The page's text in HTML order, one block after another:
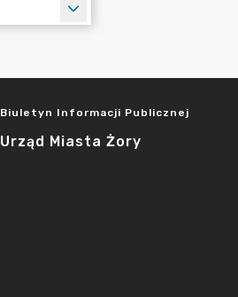
Biuletyn Informacji Publicznej
Urząd Miasta Żory